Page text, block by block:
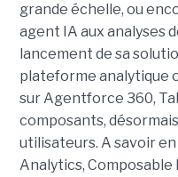
grande échelle, ou
agent IA aux analyses
lancement de sa
plateforme analytique
sur Agentforce 360,
composants,
utilisateurs. A savoir
Analytics, Composable